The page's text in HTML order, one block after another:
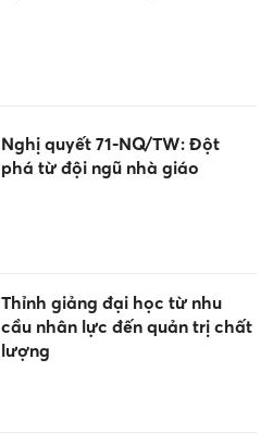
Nghị quyết 71-NQ/TW: Đột
phá từ đội ngũ nhà giáo
Thỉnh giảng đại học từ nhu
cầu nhân lực đến quản trị chất
lượng